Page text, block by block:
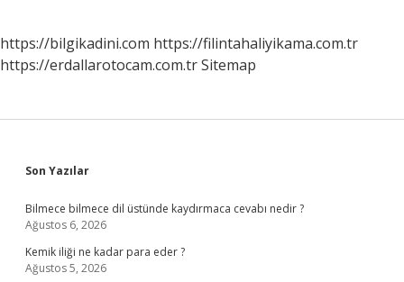
https://bilgikadini.com https://filintahaliyikama.com.tr
https://erdallarotocam.com.trSitemap
Sidebar
Son Yazılar
Bilmece bilmece dil üstünde kaydırmaca cevabı nedir ?
Ağustos 6, 2026
Kemik iliği ne kadar para eder ?
Ağustos 5, 2026